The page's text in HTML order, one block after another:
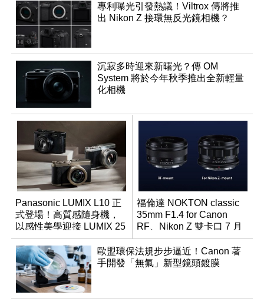
專利曝光引發熱議！Viltrox 傳將推
出 Nikon Z 接環無反光鏡相機？
沉寂多時迎來新曙光？傳 OM
System 將於今年秋季推出全新輕量
化相機
Panasonic LUMIX L10 正
式登場！高質感隨身機，
以感性美學迎接 LUMIX 25
週年
福倫達 NOKTON classic
35mm F1.4 for Canon
RF、Nikon Z 雙卡口 7 月
同步登台
歐盟環保法規步步逼近！Canon 著
手開發「無氟」新型鏡頭鍍膜